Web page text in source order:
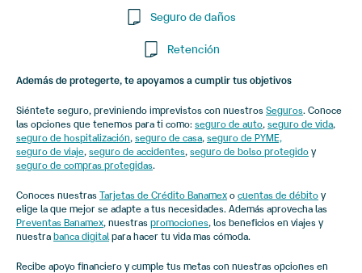
Seguro de daños
Retención
Además de protegerte, te apoyamos a cumplir tus objetivos
Siéntete seguro, previniendo imprevistos con nuestros Seguros. Conoce
las opciones que tenemos para ti como: seguro de auto, seguro de vida,
seguro de hospitalización, seguro de casa, seguro de PYME,
seguro de viaje, seguro de accidentes, seguro de bolso protegido y
seguro de compras protegidas.
Conoces nuestras Tarjetas de Crédito Banamex o cuentas de débito y
elige la que mejor se adapte a tus necesidades. Además aprovecha las
Preventas Banamex, nuestras promociones, los beneficios en viajes y
nuestra banca digital para hacer tu vida mas cómoda.
Recibe apoyo financiero y cumple tus metas con nuestras opciones en